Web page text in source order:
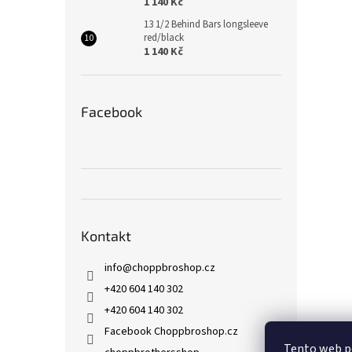
13 1/2 Behind Bars longsleeve
red/black
1 140 Kč
Facebook
Kontakt
info@choppbroshop.cz
+420 604 140 302
+420 604 140 302
Facebook Choppbroshop.cz